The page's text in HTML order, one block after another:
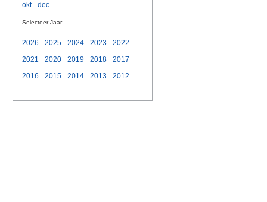
okt
dec
Selecteer Jaar
2026 2025 2024 2023
2022
2021
2020 2019 2018
2017
2016
2015 2014 2013 2012